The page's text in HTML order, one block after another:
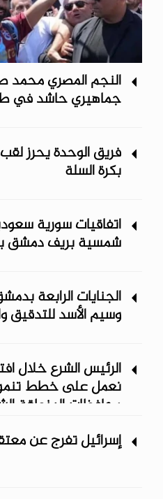
النجم المصري محمد
جماهيري حاشد في
فريق الوحدة يحرز
بكرة السلة
اتفاقيات سورية
شمسية ‏بريف دمشق
الجنايات الرابعة
وسيم الأسد للتدقيق والحكم
الرئيس الشرع خلال
نعمل على خطط
محافظات المنطقة
إسرائيل تفرج عن